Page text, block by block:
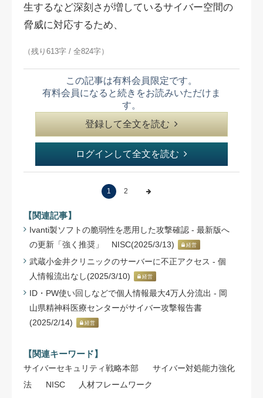
生するなど深刻さが増しているサイバー空間の
脅威に対応するため、
（残り613字 / 全824字）
この記事は有料会員限定です。
有料会員になると続きをお読みいただけま
す。
登録して全文を読む
ログインして全文を読む
1 2
【関連記事】
Ivanti製ソフトの脆弱性を悪用した攻撃確認 - 最新版へ
の更新「強く推奨」 NISC(2025/3/13)
経営
武蔵小金井クリニックのサーバーに不正アクセス - 個
人情報流出なし(2025/3/10)
経営
ID・PW使い回しなどで個人情報最大4万人分流出 - 岡
山県精神科医療センターがサイバー攻撃報告書
(2025/2/14)
経営
【関連キーワード】
サイバーセキュリティ戦略本部
サイバー対処能力強化
法
NISC 人材フレームワーク